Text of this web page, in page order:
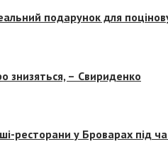
подарунок для
знизяться, – Свириденко
ресторани у Броварах під